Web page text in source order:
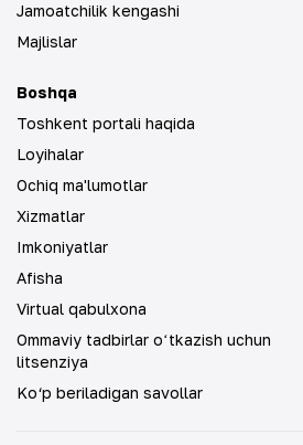
Jamoatchilik kengashi
Majlislar
Boshqa
Toshkent portali haqida
Loyihalar
Ochiq ma'lumotlar
Xizmatlar
Imkoniyatlar
Afisha
Virtual qabulxona
Ommaviy tadbirlar oʻtkazish uchun
litsenziya
Ko‘p beriladigan savollar